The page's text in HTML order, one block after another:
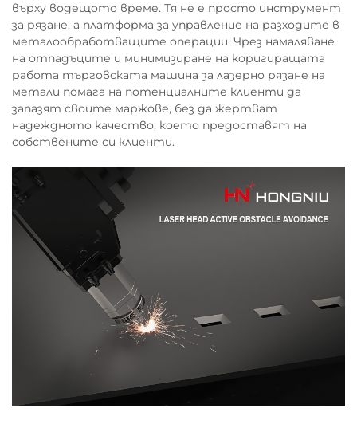
върху водещото време. Тя не е просто инструмент
за рязане, а платформа за управление на разходите в
металообработващите операции. Чрез намаляване
на отпадъците и минимизиране на коригиращата
работа търговската машина за лазерно рязане на
метали помага на потенциалните клиенти да
запазят своите маржове, без да жертват
надеждното качество, което предоставят на
собствените си клиенти.